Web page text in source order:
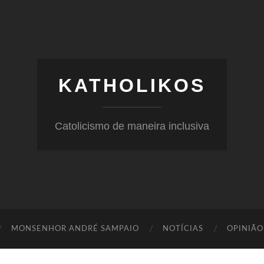
KATHOLIKOS
Catolicismo de maneira inclusiva
MONSENHOR ANDRÉ SAMPAIO NOTÍCIAS OPINIÃO